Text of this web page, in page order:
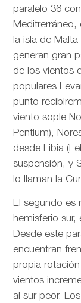
paralelo 36
la isla de
generan gran
de los vientos
populares
punto
viento sople
Pentium),
desde Libia
suspensión, y
lo llaman la
El segundo es
hemisferio sur,
Desde este
encuentran
propia
vientos
al sur peor.